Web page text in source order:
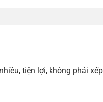
tiện lợi, không phải xếp